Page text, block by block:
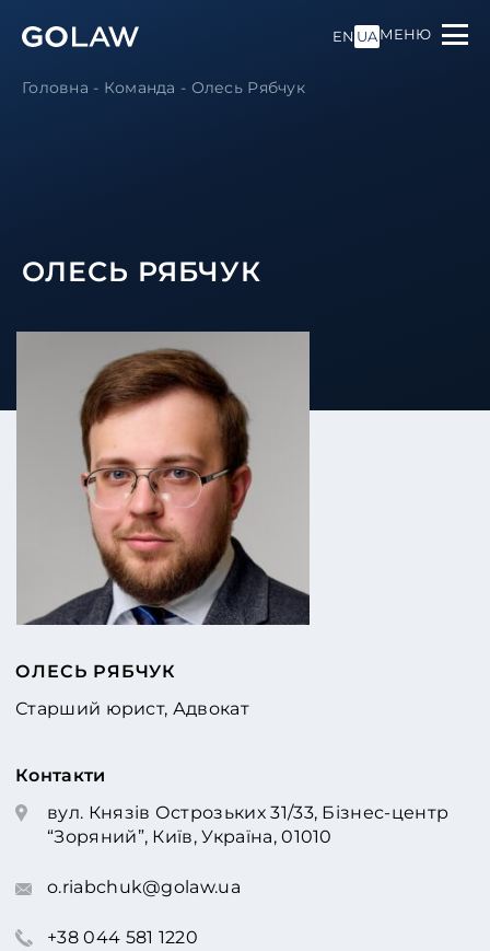
EN UAМЕНЮ
Головна - Команда - Олесь Рябчук
ОЛЕСЬ РЯБЧУК
ОЛЕСЬ РЯБЧУК
Старший юрист, Адвокат
Контакти
вул. Князів Острозьких 31/33, Бізнес-центр
“Зоряний”, Київ, Україна, 01010
o.riabchuk@golaw.ua
+38 044 581 1220